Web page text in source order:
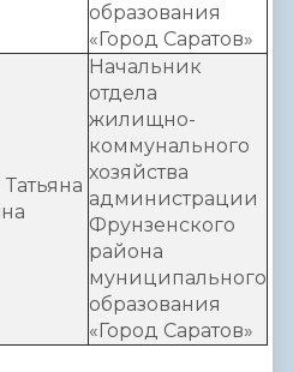
образования
«Город Саратов»
Начальник
отдела
жилищно-
коммунального
хозяйства
администрации
Фрунзенского
района
муниципального
образования
«Город Саратов»